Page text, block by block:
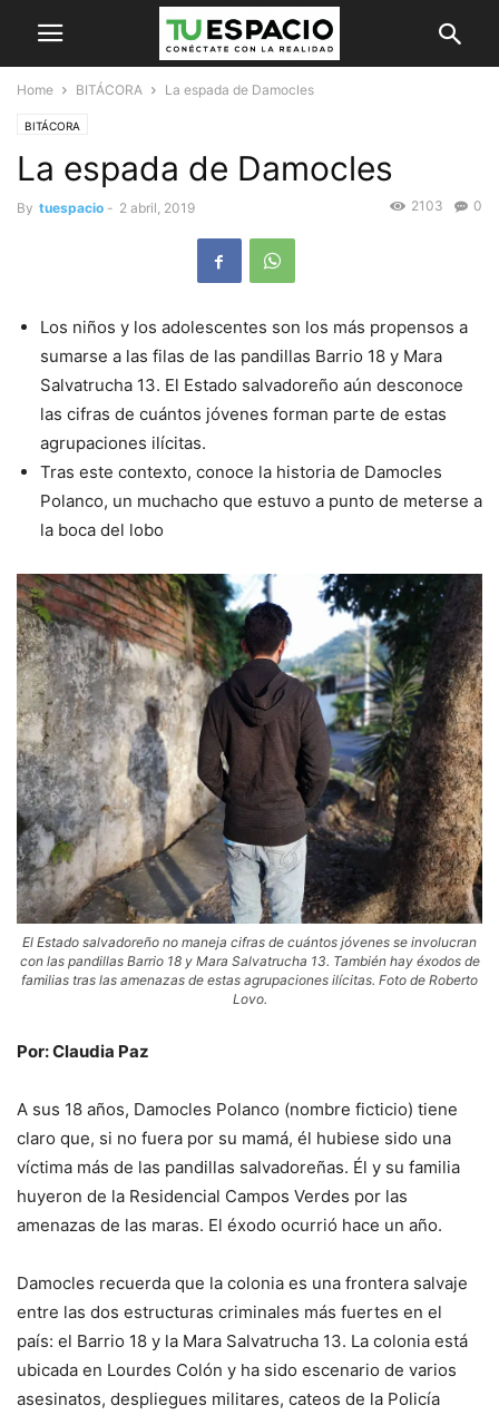
Home BITÁCORA La espada de Damocles
BITÁCORA
La espada de Damocles
By tuespacio - 2 abril, 2019 0
2103
Los niños y los adolescentes son los más propensos a
sumarse a las filas de las pandillas Barrio 18 y Mara
Salvatrucha 13. El Estado salvadoreño aún desconoce
las cifras de cuántos jóvenes forman parte de estas
agrupaciones ilícitas.
Tras este contexto, conoce la historia de Damocles
Polanco, un muchacho que estuvo a punto de meterse a
la boca del lobo
El Estado salvadoreño no maneja cifras de cuántos jóvenes se involucran
con las pandillas Barrio 18 y Mara Salvatrucha 13. También hay éxodos de
familias tras las amenazas de estas agrupaciones ilícitas. Foto de Roberto
Lovo.
Por: Claudia Paz
A sus 18 años, Damocles Polanco (nombre ficticio) tiene
claro que, si no fuera por su mamá, él hubiese sido una
víctima más de las pandillas salvadoreñas. Él y su familia
huyeron de la Residencial Campos Verdes por las
amenazas de las maras. El éxodo ocurrió hace un año.
Damocles recuerda que la colonia es una frontera salvaje
entre las dos estructuras criminales más fuertes en el
país: el Barrio 18 y la Mara Salvatrucha 13. La colonia está
ubicada en Lourdes Colón y ha sido escenario de varios
asesinatos, despliegues militares, cateos de la Policía